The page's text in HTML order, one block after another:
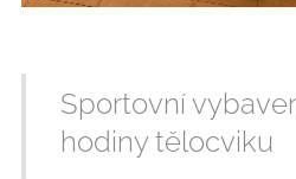
Sportovní
hodiny tělocviku